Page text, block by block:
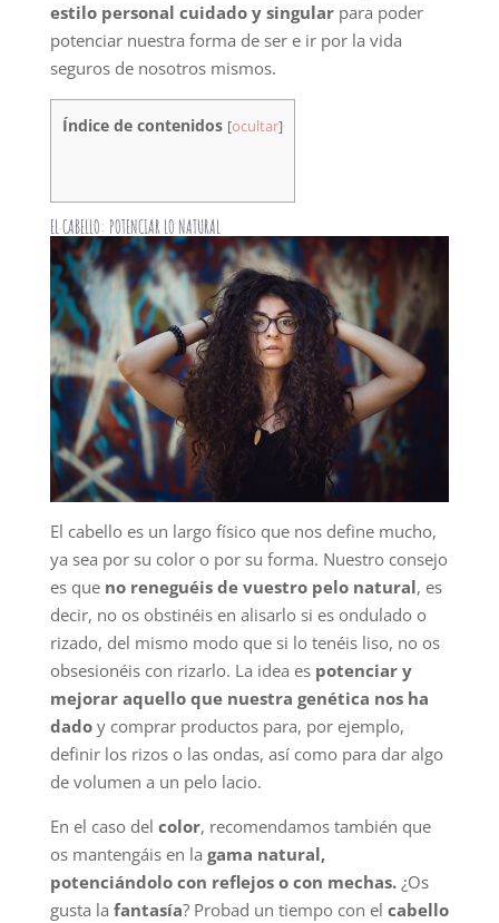
estilo personal cuidado y singularpara poder
potenciar nuestra forma de ser e ir por la vida
seguros de nosotros mismos.
Índice de contenidos [ocultar]
EL CABELLO: POTENCIAR LO NATURAL
El cabello es un largo físico que nos define mucho,
ya sea por su color o por su forma. Nuestro consejo
es que no reneguéis de vuestro pelo natural, es
decir, no os obstinéis en alisarlo si es ondulado o
rizado, del mismo modo que si lo tenéis liso, no os
obsesionéis con rizarlo. La idea es potenciar y
mejorar aquello que nuestra genética nos ha
dadoy comprar productos para, por ejemplo,
definir los rizos o las ondas, así como para dar algo
de volumen a un pelo lacio.
En el caso del color, recomendamos también que
os mantengáis en la gama natural,
potenciándolo con reflejos o con mechas.¿Os
gusta la fantasía? Probad un tiempo con el cabello